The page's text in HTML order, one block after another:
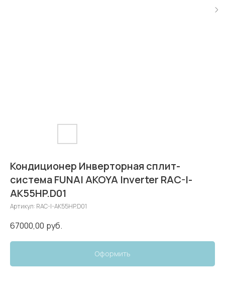
Кондиционер Инверторная сплит-
система FUNAI AKOYA Inverter RAC-I-
AK55HP.D01
Артикул: RAC-I-AK55HP.D01
67000,00 руб.
Оформить